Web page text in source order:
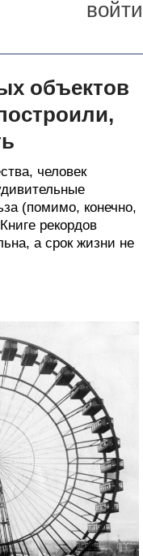
войти
объектов
человек
(помимо, конечно,
рекордов
а срок жизни не